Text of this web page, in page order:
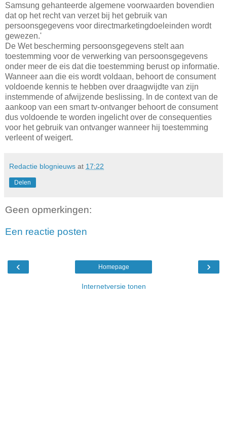
Samsung gehanteerde algemene voorwaarden bovendien
dat op het recht van verzet bij het gebruik van
persoonsgegevens voor directmarketingdoeleinden wordt
gewezen.'
De Wet bescherming persoonsgegevens stelt aan
toestemming voor de verwerking van persoonsgegevens
onder meer de eis dat die toestemming berust op informatie.
Wanneer aan die eis wordt voldaan, behoort de consument
voldoende kennis te hebben over draagwijdte van zijn
instemmende of afwijzende beslissing. In de context van de
aankoop van een smart tv-ontvanger behoort de consument
dus voldoende te worden ingelicht over de consequenties
voor het gebruik van ontvanger wanneer hij toestemming
verleent of weigert.
Redactie blognieuws at 17:22
Delen
Geen opmerkingen:
Een reactie posten
‹ ›
Homepage
Internetversie tonen